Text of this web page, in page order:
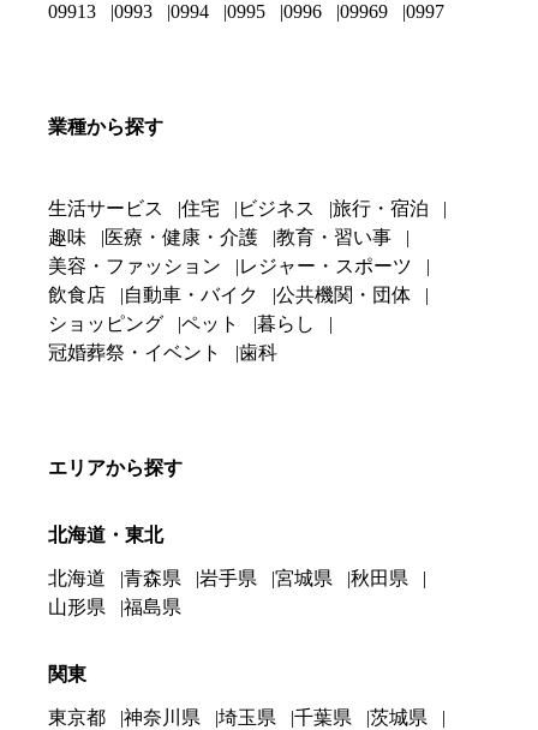
09913
0993 0994 0995 0996 09969 0997
業種から探す
生活サービス 住宅 ビジネス
旅行・宿泊
趣味
医療・健康・介護
教育・習い事
美容・ファッション
レジャー・スポーツ
飲食店
自動車・バイク
公共機関・団体
ショッピング
ペット
暮らし
冠婚葬祭・イベント
歯科
エリアから探す
北海道・東北
北海道 青森県 岩手県 宮城県
秋田県
山形県
福島県
関東
東京都 神奈川県 埼玉県 千葉県
茨城県